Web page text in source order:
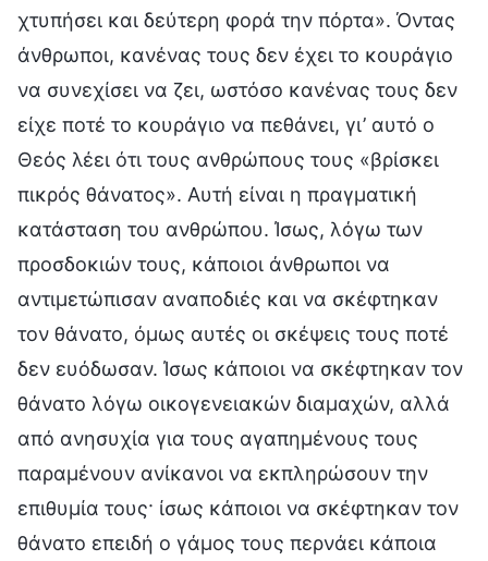
χτυπήσει και δεύτερη φορά την πόρτα». Όντας
άνθρωποι, κανένας τους δεν έχει το κουράγιο
να συνεχίσει να ζει, ωστόσο κανένας τους δεν
είχε ποτέ το κουράγιο να πεθάνει, γι’ αυτό ο
Θεός λέει ότι τους ανθρώπους τους «βρίσκει
πικρός θάνατος». Αυτή είναι η πραγματική
κατάσταση του ανθρώπου. Ίσως, λόγω των
προσδοκιών τους, κάποιοι άνθρωποι να
αντιμετώπισαν αναποδιές και να σκέφτηκαν
τον θάνατο, όμως αυτές οι σκέψεις τους ποτέ
δεν ευόδωσαν. Ίσως κάποιοι να σκέφτηκαν τον
θάνατο λόγω οικογενειακών διαμαχών, αλλά
από ανησυχία για τους αγαπημένους τους
παραμένουν ανίκανοι να εκπληρώσουν την
επιθυμία τους· ίσως κάποιοι να σκέφτηκαν τον
θάνατο επειδή ο γάμος τους περνάει κάποια